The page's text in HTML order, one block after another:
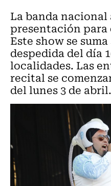
La banda
presentación para
Este show se
despedida del día
localidades. Las
recital se
del lunes 3 de abril.